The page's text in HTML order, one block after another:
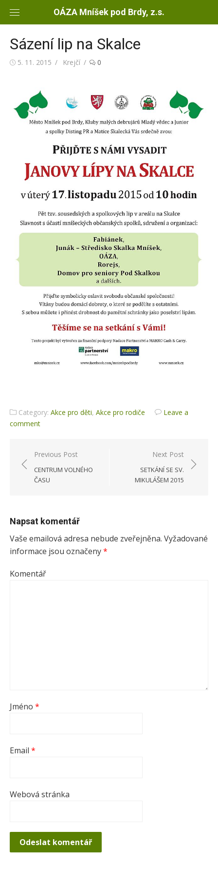
OÁZA Mníšek pod Brdy, z.s.
Sázení lip na Skalce
Posted
5. 11. 2015 Author
Krejčí 0
Category: Akce pro děti, Akce pro rodiče
Leave a
comment
Navigace
pro
Previous Post
CENTRUM VOLNÉHO
ČASU
Next Post
SETKÁNÍ SE SV.
MIKULÁŠEM 2015
Napsat komentář
Vaše emailová adresa nebude zveřejněna. Vyžadované
informace jsou označeny*
Komentář
Jméno *
Email *
Webová stránka